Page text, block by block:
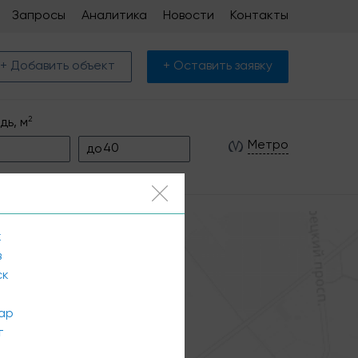
Запросы Аналитика Новости Контакты
+ Добавить объект + Оставить заявку
м2
до Метро